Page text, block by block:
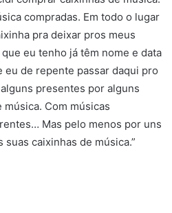
compradas. Em todo o lugar
pra deixar pros meus
eu tenho já têm nome e data
eu de repente passar daqui pro
presentes por alguns
Com músicas
Mas pelo menos por uns
caixinhas de música.”